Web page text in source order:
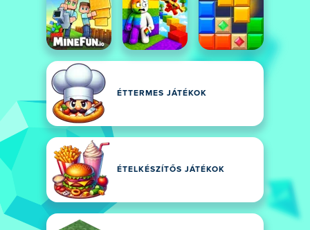
ÉTTERMES JÁTÉKOK
ÉTELKÉSZÍTŐS JÁTÉKOK